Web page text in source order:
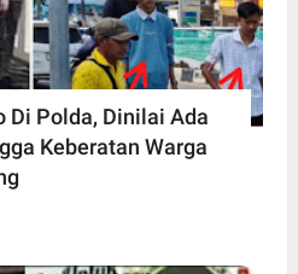
Di Polda, Dinilai Ada
Keberatan Warga